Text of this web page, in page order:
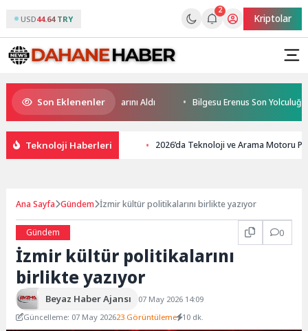
USD44.64 TRY
2
Kriptolar
Son Eklenenler
Yüzücüleri Sertifikalarını Aldı Bilgesu Erenus Son Yolculuğuna
Teknoloji Haberleri 2026’da Teknoloji ve Arama Motoru
Ana Sayfa Gündem İzmir kültür politikalarını birlikte yazıyor
Gündem 0
İzmir kültür politikalarını
birlikte yazıyor
Beyaz Haber Ajansı
07 May 2026 14:09
Güncelleme: 07 May 202623 Görüntüleme 10 dk.